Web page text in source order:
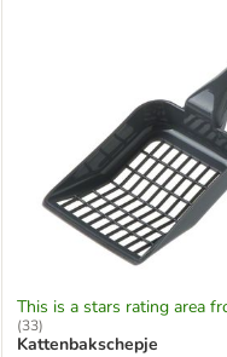
This is a stars rating area
(33)
Kattenbakschepje